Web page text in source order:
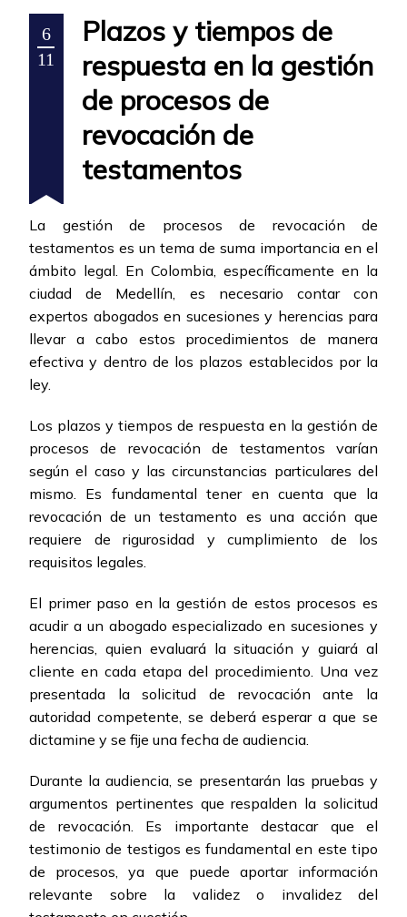
6
11
Plazos y tiempos de
respuesta en la gestión
de procesos de
revocación de
testamentos
La gestión de procesos de revocación de
testamentos es un tema de suma importancia en el
ámbito legal. En Colombia, específicamente en la
ciudad de Medellín, es necesario contar con
expertos abogados en sucesiones y herencias para
llevar a cabo estos procedimientos de manera
efectiva y dentro de los plazos establecidos por la
ley.
Los plazos y tiempos de respuesta en la gestión de
procesos de revocación de testamentos varían
según el caso y las circunstancias particulares del
mismo. Es fundamental tener en cuenta que la
revocación de un testamento es una acción que
requiere de rigurosidad y cumplimiento de los
requisitos legales.
El primer paso en la gestión de estos procesos es
acudir a un abogado especializado en sucesiones y
herencias, quien evaluará la situación y guiará al
cliente en cada etapa del procedimiento. Una vez
presentada la solicitud de revocación ante la
autoridad competente, se deberá esperar a que se
dictamine y se fije una fecha de audiencia.
Durante la audiencia, se presentarán las pruebas y
argumentos pertinentes que respalden la solicitud
de revocación. Es importante destacar que el
testimonio de testigos es fundamental en este tipo
de procesos, ya que puede aportar información
relevante sobre la validez o invalidez del